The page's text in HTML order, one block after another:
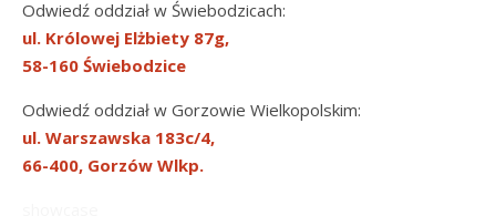
Odwiedź oddział w Świebodzicach:
ul. Królowej Elżbiety 87g,
58-160 Świebodzice
Odwiedź oddział w Gorzowie Wielkopolskim:
ul. Warszawska 183c/4,
66-400, Gorzów Wlkp.